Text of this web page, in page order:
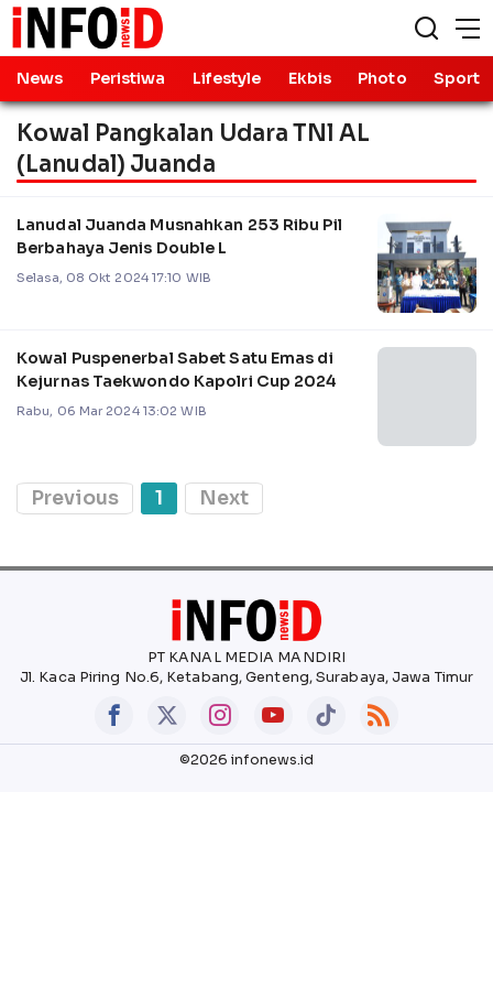
News Peristiwa Lifestyle Ekbis Photo Sport
Kowal Pangkalan Udara TNl AL
(Lanudal) Juanda
Lanudal Juanda Musnahkan 253 Ribu Pil
Berbahaya Jenis Double L
Selasa, 08 Okt 2024 17:10 WIB
Kowal Puspenerbal Sabet Satu Emas di
Kejurnas Taekwondo Kapolri Cup 2024
Rabu, 06 Mar 2024 13:02 WIB
Previous 1 Next
PT KANAL MEDIA MANDIRI
Jl. Kaca Piring No.6, Ketabang, Genteng, Surabaya, Jawa Timur
©2026 infonews.id